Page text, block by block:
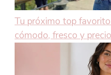
Tu próximo top
cómodo, fresco y